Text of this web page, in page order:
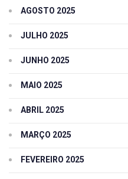
AGOSTO 2025
JULHO 2025
JUNHO 2025
MAIO 2025
ABRIL 2025
MARÇO 2025
FEVEREIRO 2025